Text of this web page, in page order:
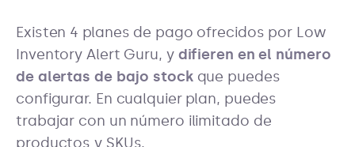
Existen 4 planes de pago ofrecidos por Low
Inventory Alert Guru, y difieren en el número
de alertas de bajo stockque puedes
configurar. En cualquier plan, puedes
trabajar con un número ilimitado de
productos y SKUs.